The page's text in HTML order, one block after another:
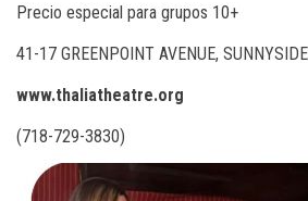
Precio especial para grupos 10+
41-17 GREENPOINT AVENUE,
www.thaliatheatre.org
(718-729-3830)